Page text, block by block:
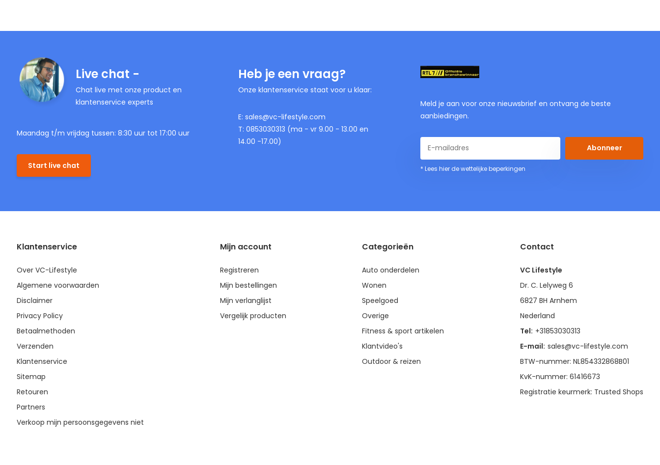
Live chat -
Chat live met onze product en
klantenservice experts
Maandag t/m vrijdag tussen: 8:30 uur tot 17:00 uur
Start live chat
Heb je een vraag?
Onze klantenservice staat voor u klaar:
E: sales@vc-lifestyle.com
T: 0853030313 (ma - vr 9.00 - 13.00 en
14.00 -17.00)
Meld je aan voor onze nieuwsbrief en ontvang de beste
aanbiedingen.
Abonneer
* Lees hier de wettelijke beperkingen
Klantenservice
Over VC-Lifestyle
Algemene voorwaarden
Disclaimer
Privacy Policy
Betaalmethoden
Verzenden
Klantenservice
Sitemap
Retouren
Partners
Verkoop mijn persoonsgegevens niet
Mijn account
Registreren
Mijn bestellingen
Mijn verlanglijst
Vergelijk producten
Categorieën
Auto onderdelen
Wonen
Speelgoed
Overige
Fitness & sport artikelen
Klantvideo's
Outdoor & reizen
Contact
VC Lifestyle
Dr. C. Lelyweg 6
6827 BH Arnhem
Nederland
Tel: +31853030313
E-mail: sales@vc-lifestyle.com
BTW-nummer: NL854332868B01
KvK-nummer: 61416673
Registratie keurmerk: Trusted Shops